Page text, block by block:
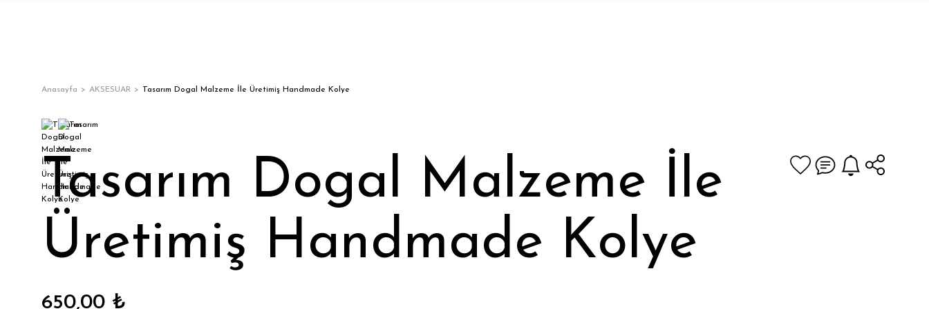
Anasayfa AKSESUAR Tasarım Dogal Malzeme İle Üretimiş Handmade Kolye
Tasarım Dogal Malzeme İle
Üretimiş Handmade Kolye
650,00 ₺